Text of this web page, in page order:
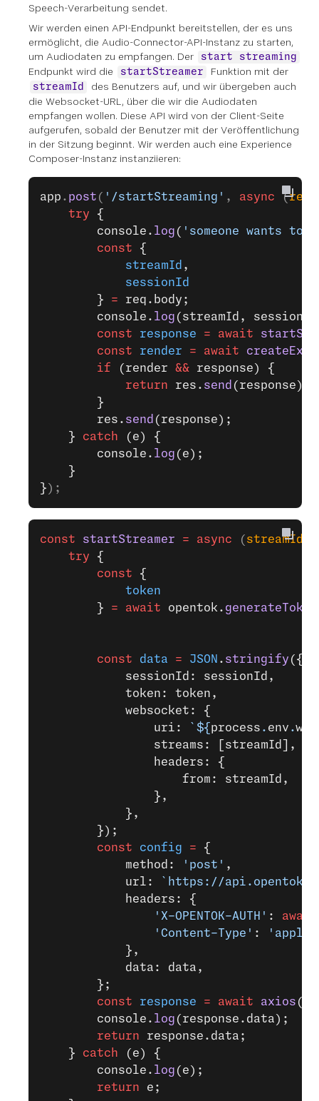
Speech-Verarbeitung sendet.
Wir werden einen API-Endpunkt bereitstellen, der es uns
ermöglicht, die Audio-Connector-API-Instanz zu starten,
um Audiodaten zu empfangen. Der
start streaming
Endpunkt wird die startStreamer Funktion mit der
streamId
des Benutzers auf, und wir übergeben auch
die Websocket-URL, über die wir die Audiodaten
empfangen wollen. Diese API wird von der Client-Seite
aufgerufen, sobald der Benutzer mit der Veröffentlichung
in der Sitzung beginnt. Wir werden auch eine Experience
Composer-Instanz instanziieren:
app . post ( '/startStreaming' , async (req
    try
{
        console.
log ( 'someone wants to
        const
{
            streamId
,
            sessionId
        }
= req.body;
        console.
log (streamId,
        const
response = await
        const
render = await
        if
(render && response) {
            return
res. send (response);
        }
        res.
send (response);
    }
catch (e) {
        console.
log (e);
    }
} );
const startStreamer = async ( streamId
    try
{
        const
{
            token
        }
= await opentok. generateToken
        const
data = JSON . stringify ({
            sessionId: sessionId,
            token: token,
            websocket: {
                uri:
`${ process . env .
                streams: [streamId],
                headers: {
                    from: streamId,
                },
            },
        });
        const
config = {
            method:
'post' ,
            url:
`https://
            headers: {
                'X-OPENTOK-AUTH'
: await
                'Content-Type'
:
            },
            data: data,
        };
        const
response = await axios
        console.
log (response.data);
        return
response.data;
    }
catch (e) {
        console.
log (e);
        return
e;